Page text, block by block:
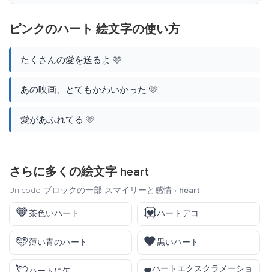
ピンクのハート 絵文字の使い方
たくさんの愛を送るよ 🩷
あの映画、とてもかわいかった 🩷
愛があふれてる 🩷
さらに多くの絵文字 heart
Unicode ブロックの一部 スマイリーと感情 › heart
🤎茶色いハート 💟ハートデコ
🩵薄い青のハート 🖤黒いハート
ハートエクスクラメーショ